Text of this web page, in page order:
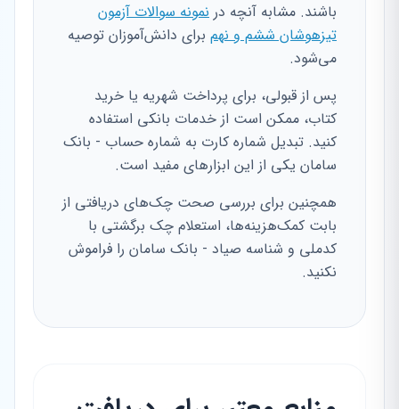
باشند. مشابه آنچه در نمونه سوالات آزمون
تیزهوشان ششم و نهم برای دانش‌آموزان توصیه
می‌شود.
پس از قبولی، برای پرداخت شهریه یا خرید
کتاب، ممکن است از خدمات بانکی استفاده
کنید. تبدیل شماره کارت به شماره حساب - بانک
سامان یکی از این ابزارهای مفید است.
همچنین برای بررسی صحت چک‌های دریافتی از
بابت کمک‌هزینه‌ها، استعلام چک برگشتی با
کدملی و شناسه صیاد - بانک سامان را فراموش
نکنید.